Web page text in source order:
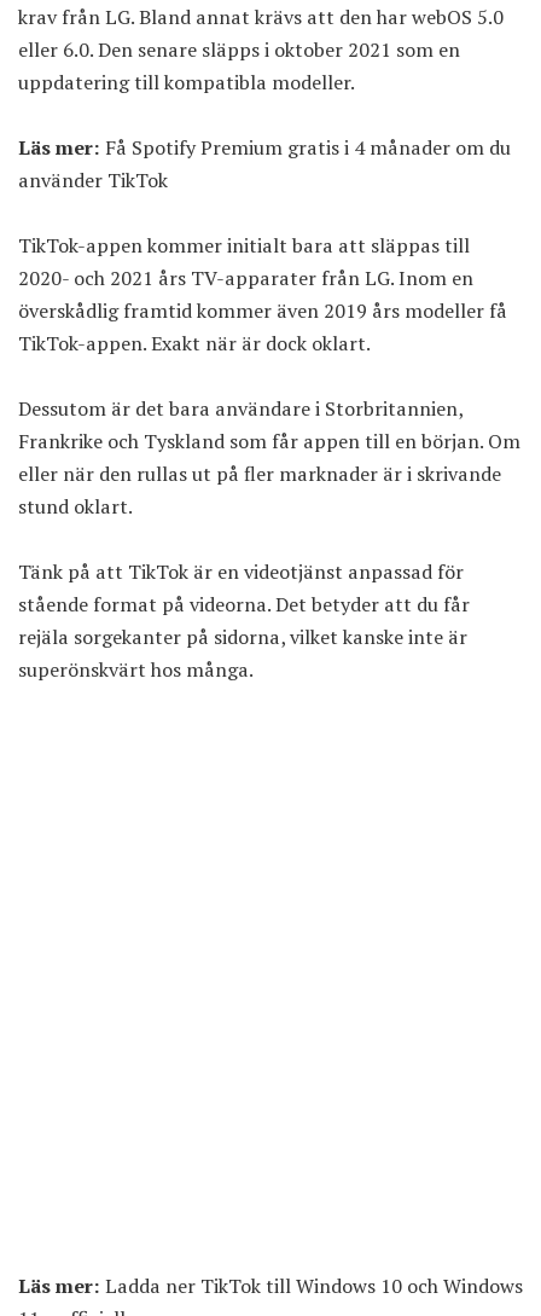
krav från LG. Bland annat krävs att den har webOS 5.0
eller 6.0. Den senare släpps i oktober 2021 som en
uppdatering till kompatibla modeller.
Läs mer: Få Spotify Premium gratis i 4 månader om du
använder TikTok
TikTok-appen kommer initialt bara att släppas till
2020- och 2021 års TV-apparater från LG. Inom en
överskådlig framtid kommer även 2019 års modeller få
TikTok-appen. Exakt när är dock oklart.
Dessutom är det bara användare i Storbritannien,
Frankrike och Tyskland som får appen till en början. Om
eller när den rullas ut på fler marknader är i skrivande
stund oklart.
Tänk på att TikTok är en videotjänst anpassad för
stående format på videorna. Det betyder att du får
rejäla sorgekanter på sidorna, vilket kanske inte är
superönskvärt hos många.
Läs mer: Ladda ner TikTok till Windows 10 och Windows